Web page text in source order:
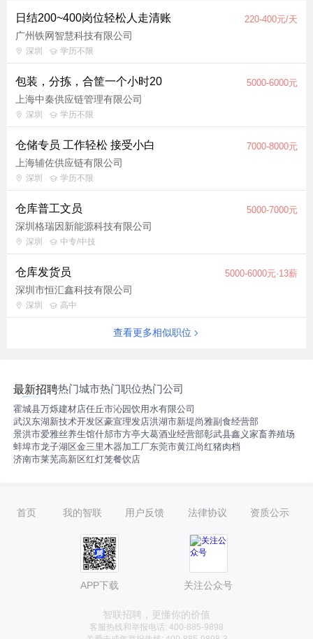
日结200~400岗位轻松人走清账 220-400元/天
广州铁网智慧科技有限公司
深圳 学历不限
包装，分拣，合筐一个小时20 5000-6000元
上海中秦供应链管理有限公司
深圳 学历不限
仓储专员 工作轻松 接受小白 7000-8000元
上海辅佐供应链有限公司
深圳 学历不限
仓库普工文员 5000-7000元
深圳格瑞因新能源科技有限公司
深圳 中专/中技
仓库发货员 5000-6000元·13薪
深圳市恒汇鑫科技有限公司
深圳 高中
查看更多相似职位
最新招聘热门城市热门职位热门公司
霍城县万烁建材店任丘市沁园饮用水有限公司
武汉东湖新技术开发区豪宣理发店洪湖市新堤尚雅副食经营部
景洪市爱雅丝养生馆什邡市方亭大葛酒业经营部彰武县鑫义家畜养殖场
蚌埠市龙子湖区金三里木器加工厂东莞市黄江尚红猪肉档
济南市莱芜高新区红灯笼餐饮店
首页 我的智联 用户反馈 法律协议 资质公示
APP下载 关注公众号
智联招聘，更懂你的价值
客服热线和举报电话: 400-885-9898